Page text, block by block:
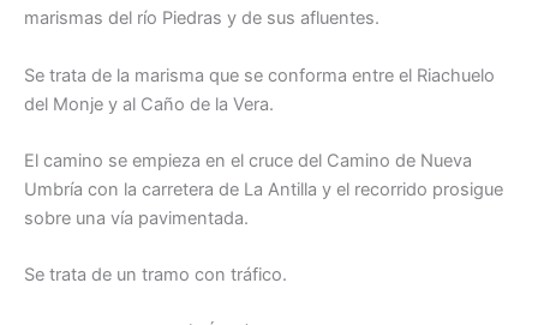
marismas del río Piedras y de sus afluentes.
Se trata de la marisma que se conforma entre el Riachuelo
del Monje y al Caño de la Vera.
El camino se empieza en el cruce del Camino de Nueva
Umbría con la carretera de La Antilla y el recorrido prosigue
sobre una vía pavimentada.
Se trata de un tramo con tráfico.